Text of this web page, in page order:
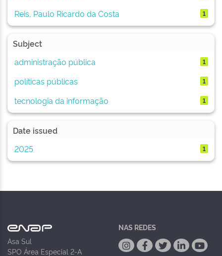
Reis, Paulo Ricardo da Costa 1
Subject
administração pública
1
políticas públicas 1
tecnologia da informação 1
Date issued
2025
1
Asa Sul
SPO Área Especial 2-A
NAS REDES